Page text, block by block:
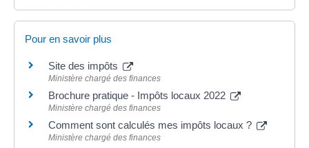
Pour en savoir plus
Site des impôts
Ministère chargé des finances
Brochure pratique - Impôts locaux 2022
Ministère chargé des finances
Comment sont calculés mes impôts locaux ?
Ministère chargé des finances